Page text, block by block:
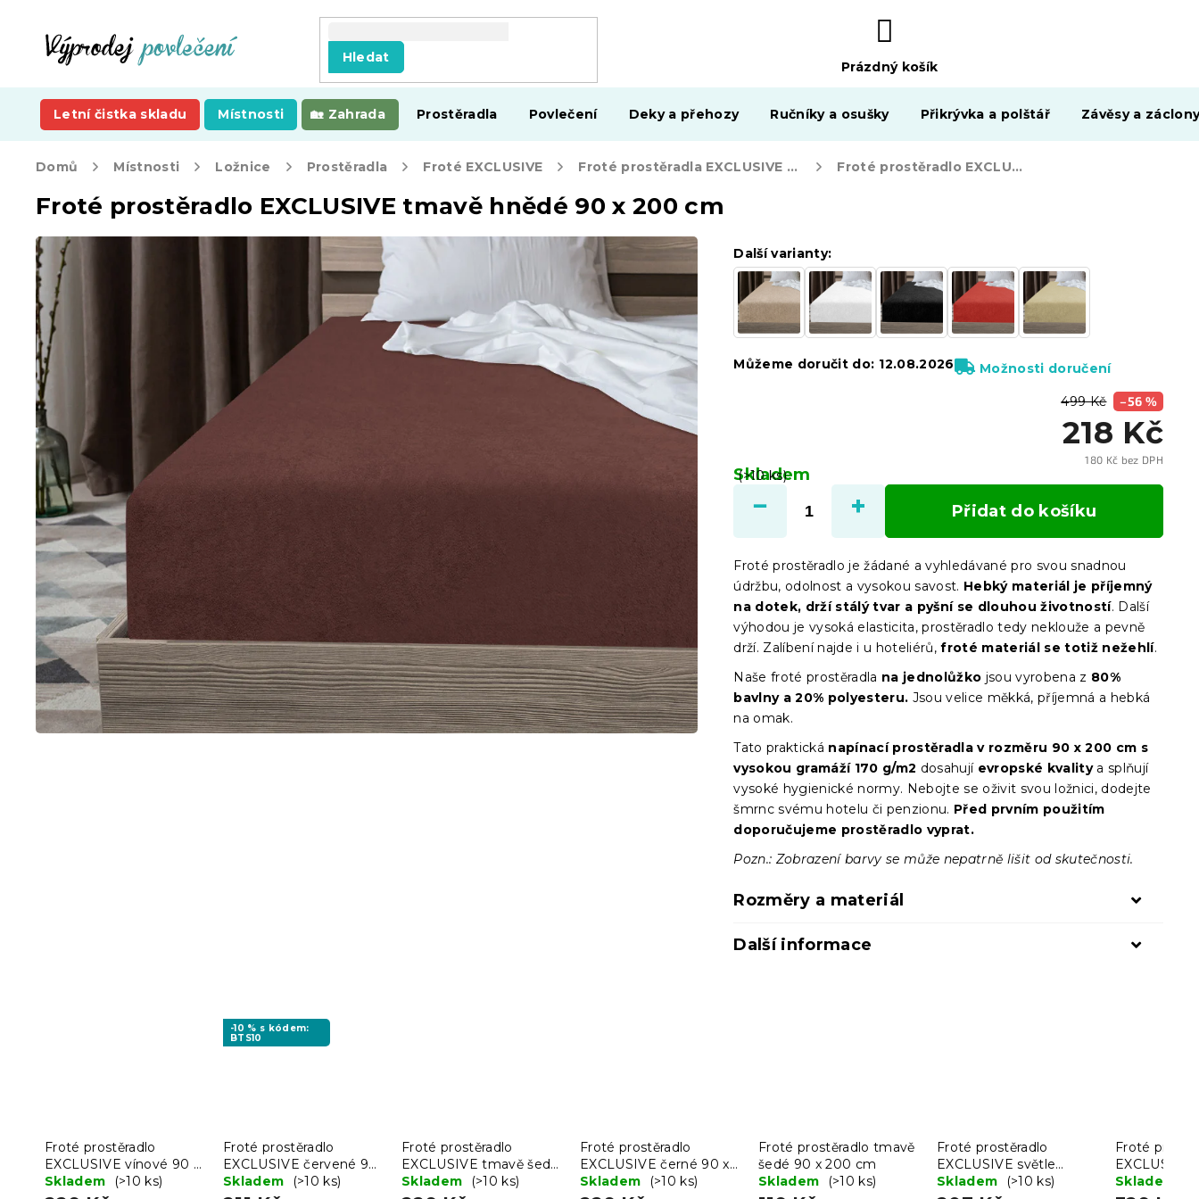
Hledat
NÁKUPNÍ
KOŠÍK
Prázdný košík
Letní čistka skladu Místnosti Zahrada Prostěradla Povlečení Deky a přehozy Ručníky a osušky Přikrývka a polštář Závěsy a
Domů Místnosti Ložnice Prostěradla Froté EXCLUSIVE Froté prostěradla EXCLUSIVE 90 x 200 cm Froté prostěradlo EXCLUSIVE tmavě hnědé 90 x 200 cm
Froté prostěradlo EXCLUSIVE tmavě hnědé 90 x 200 cm
499 Kč –56 %
218 Kč
180 Kč bez DPH
cena:
Skladem
(>10 ks)
Další varianty:
Můžeme doručit do: 12.08.2026 Možnosti doručení
Přidat do košíku
Froté prostěradlo je žádané a vyhledávané pro svou snadnou
údržbu, odolnost a vysokou savost. Hebký materiál je příjemný
na dotek, drží stálý tvar a pyšní se dlouhou životností. Další
výhodou je vysoká elasticita, prostěradlo tedy neklouže a pevně
drží. Zalíbení najde i u hoteliérů,froté materiál se totiž nežehlí.
Naše froté prostěradla na jednolůžko jsou vyrobena z 80%
bavlny a 20% polyesteru. Jsou velice měkká, příjemná a hebká
na omak.
Tato praktická napínací prostěradla v rozměru 90 x 200 cm s
vysokou gramáží 170 g/m2 dosahujíevropské kvalitya splňují
vysoké hygienické normy. Nebojte se oživit svou ložnici, dodejte
šmrnc svému hotelu či penzionu. Před prvním použitím
doporučujeme prostěradlo vyprat.
Pozn.: Zobrazení barvy se může nepatrně lišit od skutečnosti.
Rozměry a materiál
Další informace
Froté prostěradlo
EXCLUSIVE vínové 90 x
200 cm
Skladem (>10 ks)
-10 % s kódem:
BTS10
Froté prostěradlo
EXCLUSIVE červené 90
x 200 cm
Skladem (>10 ks)
Froté prostěradlo
EXCLUSIVE tmavě šedé
90 x 200 cm
Skladem (>10 ks)
Froté prostěradlo
EXCLUSIVE černé 90 x
200 cm
Skladem (>10 ks)
Froté prostěradlo tmavě
šedé 90 x 200 cm
Skladem
(>10 ks)
Froté prostěradlo
EXCLUSIVE světle
modré 90 x 200 cm
Skladem (>10 ks)
Froté
EXCLUSIVE
hnědé 180
Skladem